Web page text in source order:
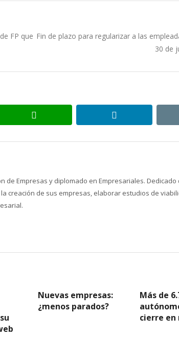
FP que Next
Fin de plazo para regularizar a las
30 de
whatsapp linkedin
de Empresas y diplomado en Empresariales. Dedicado
creación de sus empresas, elaborar estudios de
Nuevas empresas:
¿menos parados?
Más de
cierre en